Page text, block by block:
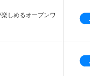
しめるオープンワ